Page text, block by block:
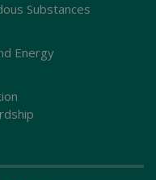
Substances
Energy